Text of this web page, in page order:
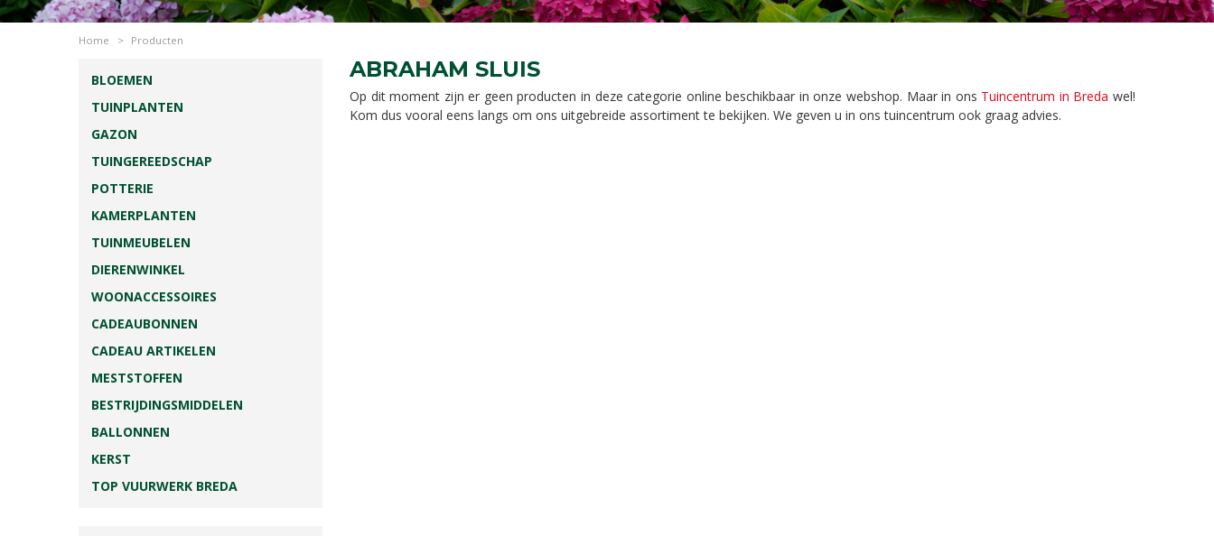
Home > Producten
ABRAHAM SLUIS
Op dit moment zijn er geen producten in deze categorie online beschikbaar in onze webshop. Maar in ons Tuincentrum in Breda wel!
Kom dus vooral eens langs om ons uitgebreide assortiment te bekijken. We geven u in ons tuincentrum ook graag advies.
BLOEMEN
TUINPLANTEN
GAZON
TUINGEREEDSCHAP
POTTERIE
KAMERPLANTEN
TUINMEUBELEN
DIERENWINKEL
WOONACCESSOIRES
CADEAUBONNEN
CADEAU ARTIKELEN
MESTSTOFFEN
BESTRIJDINGSMIDDELEN
BALLONNEN
KERST
TOP VUURWERK BREDA